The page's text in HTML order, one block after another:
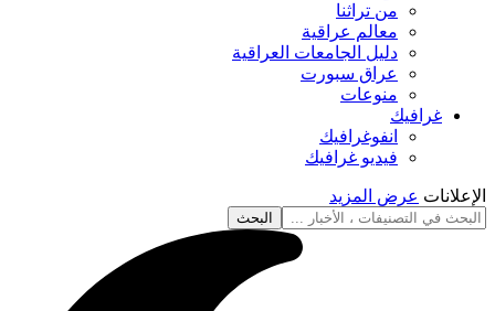
من تراثنا
معالم عراقية
دليل الجامعات العراقية
عراق سبورت
منوعات
غرافيك
انفوغرافيك
فيديو غرافيك
الإعلانات عرض المزيد